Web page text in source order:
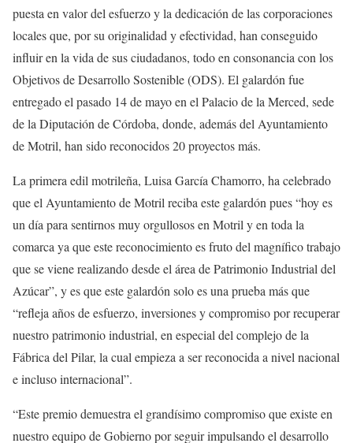
puesta en valor del esfuerzo y la dedicación de las corporaciones
locales que, por su originalidad y efectividad, han conseguido
influir en la vida de sus ciudadanos, todo en consonancia con los
Objetivos de Desarrollo Sostenible (ODS). El galardón fue
entregado el pasado 14 de mayo en el Palacio de la Merced, sede
de la Diputación de Córdoba, donde, además del Ayuntamiento
de Motril, han sido reconocidos 20 proyectos más.
La primera edil motrileña, Luisa García Chamorro, ha celebrado
que el Ayuntamiento de Motril reciba este galardón pues “hoy es
un día para sentirnos muy orgullosos en Motril y en toda la
comarca ya que este reconocimiento es fruto del magnífico trabajo
que se viene realizando desde el área de Patrimonio Industrial del
Azúcar”, y es que este galardón solo es una prueba más que
“refleja años de esfuerzo, inversiones y compromiso por recuperar
nuestro patrimonio industrial, en especial del complejo de la
Fábrica del Pilar, la cual empieza a ser reconocida a nivel nacional
e incluso internacional”.
“Este premio demuestra el grandísimo compromiso que existe en
nuestro equipo de Gobierno por seguir impulsando el desarrollo